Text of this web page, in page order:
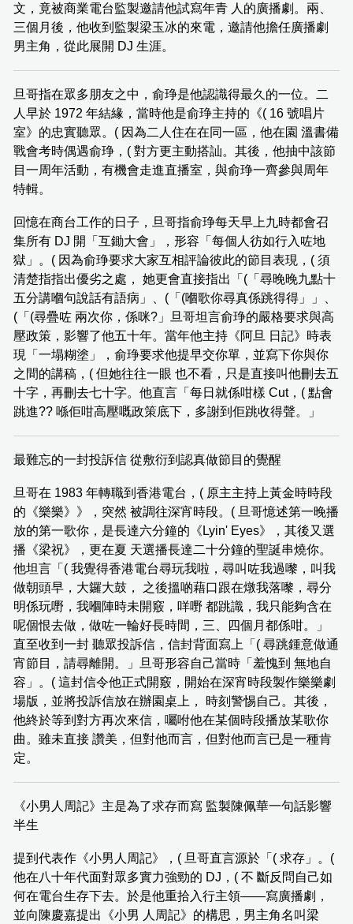
文，竟被商業電台監製邀請他試寫年青 人的廣播劇。兩、
三個月後，他收到監製梁玉冰的來電，邀請他擔任廣播劇
男主角，從此展開 DJ 生涯。
旦哥指在眾多朋友之中，俞琤是他認識得最久的一位。二
人早於 1972 年結緣，當時他是俞琤主持的《( 16 號唱片
室》的忠實聽眾。( 因為二人住在在同一區，他在園 溫書備
戰會考時偶遇俞琤，( 對方更主動搭訕。其後，他抽中該節
目一周年活動，有機會走進直播室，與俞琤一齊參與周年
特輯。
回憶在商台工作的日子，旦哥指俞琤每天早上九時都會召
集所有 DJ 開「互鋤大會」，形容「每個人彷如行入咗地
獄」。( 因為俞琤要求大家互相評論彼此的節目表現，( 須
清楚指指出優劣之處， 她更會直接指出「(「尋晚晚九點十
五分講嗰句說話有語病」、(「(嗰歌你尋真係跳得得」」、
(「(尋疊咗 兩次你，係咪?」旦哥坦言俞琤的嚴格要求與高
壓政策，影響了他五十年。當年他主持《阿旦 日記》時表
現「一塌糊塗」，俞琤要求他提早交你單，並寫下你與你
之間的講稿，( 但她往往一眼 也不看，只是直接叫他刪去五
十字，再刪去七十字。他直言「每日就係咁樣 Cut，( 點會
跳進?? 喺佢咁高壓嘅政策底下，多謝到佢跳收得聲。」
最難忘的一封投訴信 從敷衍到認真做節目的覺醒
旦哥在 1983 年轉職到香港電台，( 原主主持上黃金時時段
的《樂樂》》，突然 被調往深宵時段。( 旦哥憶述第一晚播
放的第一歌你，是長達六分鐘的《Lyin' Eyes》，其後又選
播《梁祝》，更在夏 天選播長達二十分鐘的聖誕串燒你。
他坦言「( 我覺得香港電台尋玩我啦，尋叫咗我過嚟，叫我
做朝頭早，大鑼大鼓， 之後搵啲藉口跟在燉我落嚟，尋分
明係玩嘢，我嗰陣時未開竅，咩嘢 都跳識，我只能夠含在
呢個恨去做，做咗一輪好長時間，三、四個月都係咁。」
直至收到一封 聽眾投訴信，信封背面寫上「( 尋跳鍾意做通
宵節目，請尋離開。」旦哥形容自己當時「羞愧到 無地自
容」。( 這封信令他正式開竅，開始在深宵時段製作樂樂劇
場版，並將投訴信放在辦園桌上， 時刻警惕自己。其後，
他終於等到對方再次來信，囑咐他在某個時段播放某歌你
曲。雖未直接 讚美，但對他而言，但對他而言已是一種肯
定。
《小男人周記》主是為了求存而寫 監製陳佩華一句話影響
半生
提到代表作《小男人周記》，( 旦哥直言源於「( 求存」。(
他在八十年代面對眾多實力強勁的 DJ，( 不 斷反問自己如
何在電台生存下去。於是他重拾入行主領——寫廣播劇，
並向陳慶嘉提出《小男 人周記》的構思，男主角名叫梁